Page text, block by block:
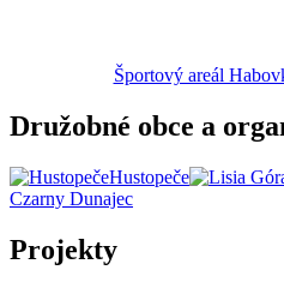
Športový areál
Družobné obce a
Hustopeče
Czarny Dunajec
Projekty